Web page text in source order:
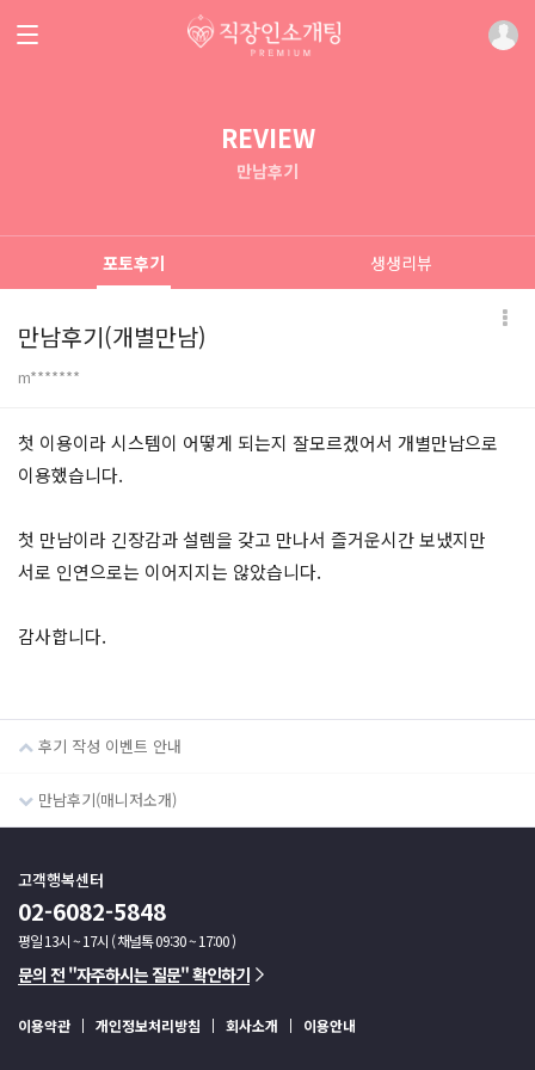
REVIEW
만남후기
포토후기 생생리뷰
만남후기(개별만남)
m*******
본문
첫 이용이라 시스템이 어떻게 되는지 잘모르겠어서 개별만남으로
이용했습니다.
첫 만남이라 긴장감과 설렘을 갖고 만나서 즐거운시간 보냈지만
서로 인연으로는 이어지지는 않았습니다.
감사합니다.
후기 작성 이벤트 안내
만남후기(매니저소개)
고객행복센터
02-6082-5848
평일 13시 ~ 17시 ( 채널톡 09:30 ~ 17:00 )
문의 전 "자주하시는 질문" 확인하기
이용약관 개인정보처리방침 회사소개 이용안내